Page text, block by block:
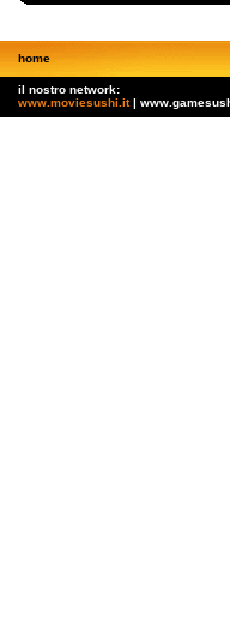
home
il nostro network:
www.moviesushi.it|